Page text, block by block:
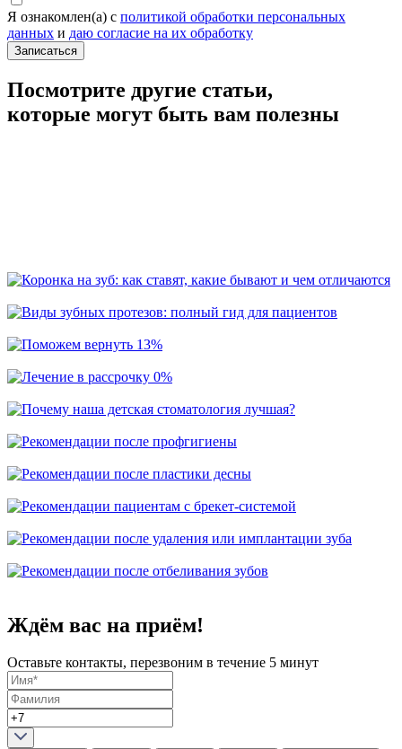
Я ознакомлен(а) с политикой обработки персональных
данных и даю согласие на их обработку
Записаться
Посмотрите другие статьи,
которые могут быть вам полезны
Ждём вас на приём!
Оставьте контакты, перезвоним в течение 5 минут